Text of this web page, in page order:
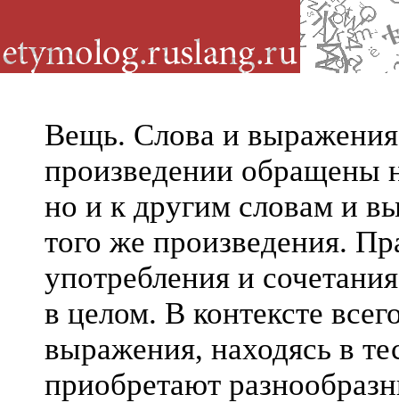
Вещь. Слова и
произведении обращены
но и к другим словам и
того же произведения.
употребления и
в целом. В контексте
выражения, находясь в
приобретают